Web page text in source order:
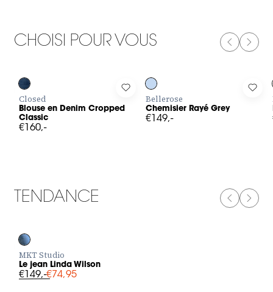
CHOISI POUR VOUS
in to add Blouse en Denim Cropped Classic to your
Closed
Blouse en Denim Cropped
Classic
€160,-
Log in to add Chemisier Rayé
Bellerose
Chemisier Rayé Grey
€149,-
Log
TENDANCE
in to add Le jean Linda Wilson to your wishlist
MKT Studio
Le jean Linda Wilson
€149,-€74,95